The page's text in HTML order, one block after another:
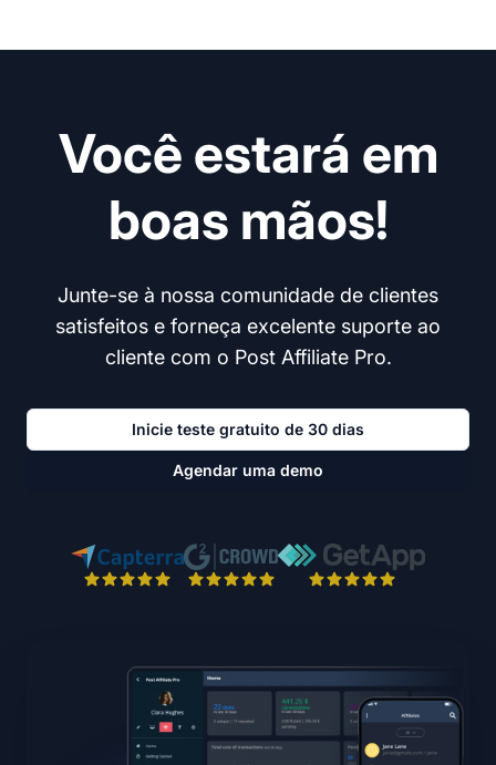
Você estará em
boas mãos!
Junte-se à nossa comunidade de clientes
satisfeitos e forneça excelente suporte ao
cliente com o Post Affiliate Pro.
Inicie teste gratuito de 30 dias
Agendar uma demo